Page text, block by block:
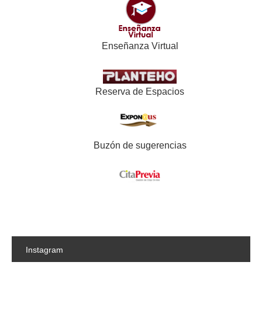
Enseñanza Virtual
Reserva de Espacios
Buzón de sugerencias
Instagram